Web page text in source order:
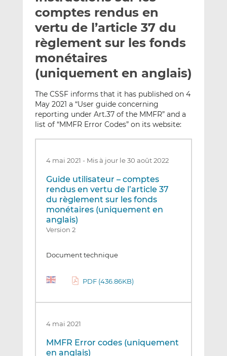
e
r
p
a
m
a
i
l
g
e
r
s
L
i
n
k
e
n
g
e
r
s
F
a
c
e
b
k
comptes rendus en
vertu de l’article 37 du
règlement sur les fonds
monétaires
(uniquement en anglais)
The CSSF informs that it has published on 4
May 2021 a “User guide concerning
reporting under Art.37 of the MMFR” and a
list of “MMFR Error Codes” on its website:
4 mai 2021 - Mis à jour le 30 août 2022
Guide utilisateur – comptes
rendus en vertu de l’article 37
du règlement sur les fonds
monétaires (uniquement en
anglais)
Version 2
Document technique
PDF (436.86KB)
4 mai 2021
MMFR Error codes (uniquement
en anglais)